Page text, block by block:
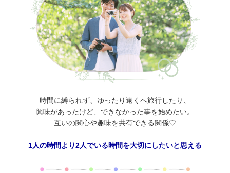
時間に縛られず、ゆったり遠くへ旅行したり、
興味があったけど、できなかった事を始めたい。
互いの関心や趣味を共有できる関係♡
1人の時間より2人でいる時間を大切にしたいと思える